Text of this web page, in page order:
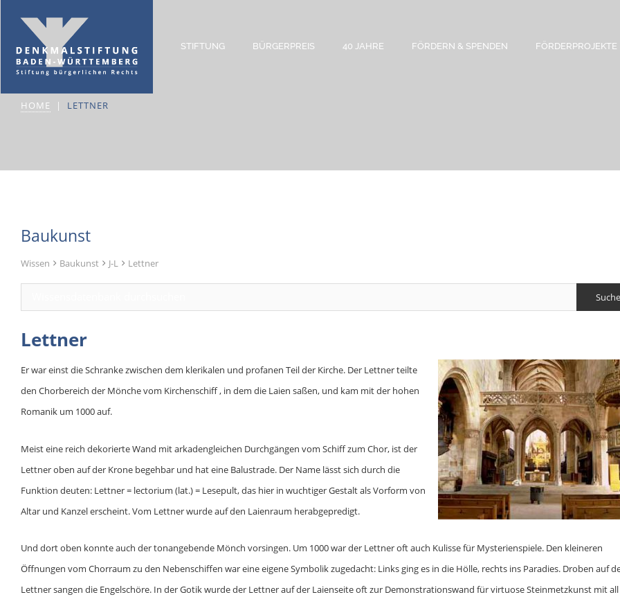
STIFTUNG BÜRGERPREIS 40 JAHRE FÖRDERN & SPENDEN FÖRDERPROJEKTE
Lettner
HOME LETTNER
Baukunst
Wissen Baukunst J-L Lettner
Lettner
Er war einst die Schranke zwischen dem klerikalen und profanen Teil der Kirche. Der Lettner teilte
den Chorbereich der Mönche vom Kirchenschiff , in dem die Laien saßen, und kam mit der hohen
Romanik um 1000 auf.
Meist eine reich dekorierte Wand mit arkadengleichen Durchgängen vom Schiff zum Chor, ist der
Lettner oben auf der Krone begehbar und hat eine Balustrade. Der Name lässt sich durch die
Funktion deuten: Lettner = lectorium (lat.) = Lesepult, das hier in wuchtiger Gestalt als Vorform von
Altar und Kanzel erscheint. Vom Lettner wurde auf den Laienraum herabgepredigt.
Und dort oben konnte auch der tonangebende Mönch vorsingen. Um 1000 war der Lettner oft auch Kulisse für Mysterienspiele. Den kleineren
Öffnungen vom Chorraum zu den Nebenschiffen war eine eigene Symbolik zugedacht: Links ging es in die Hölle, rechts ins Paradies. Droben auf
Lettner sangen die Engelschöre. In der Gotik wurde der Lettner auf der Laienseite oft zur Demonstrationswand für virtuose Steinmetzkunst mit